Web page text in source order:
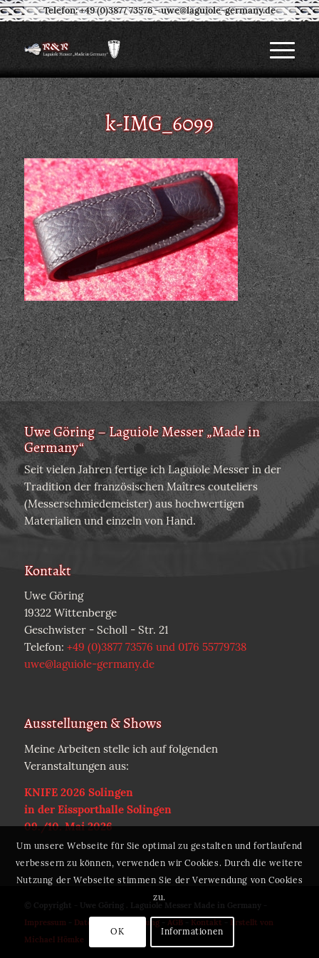
Telefon: +49 (0)3877 73576-uwe@laguiole-germany.de
k-IMG_6099
Uwe Göring – Laguiole Messer „Made in
Germany“
Seit vielen Jahren fertige ich Laguiole Messer in der
Tradition der französischen Maîtres couteliers
(Messerschmiedemeister) aus hochwertigen
Materialien und einzeln von Hand.
Kontakt
Uwe Göring
19322 Wittenberge
Geschwister - Scholl - Str. 21
Telefon: +49 (0)3877 73576 und 0176 55779738
uwe@laguiole-germany.de
Ausstellungen & Shows
Meine Arbeiten stelle ich auf folgenden
Veranstaltungen aus:
KNIFE 2026 Solingen
in der Eissporthalle Solingen
09./10. Mai 2026
© Copyright - Uwe Göring . Laguiole Messer Made in Germany -
Impressum- Datenschutzerklärung- AGB- Kontakt
Erstellt von
Michael Hömke
Um unsere Webseite für Sie optimal zu gestalten und fortlaufend
verbessern zu können, verwenden wir Cookies. Durch die weitere
Nutzung der Webseite stimmen Sie der Verwendung von Cookies
zu.
OK Informationen